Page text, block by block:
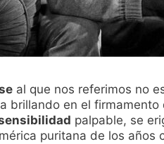
al que nos referimos no
brillando en el
palpable, se
puritana de los años